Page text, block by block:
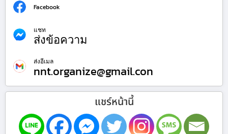
Facebook
แชท
ส่งข้อความ
ส่งอีเมล
nnt.organize@gmail.con
แชร์หน้านี้